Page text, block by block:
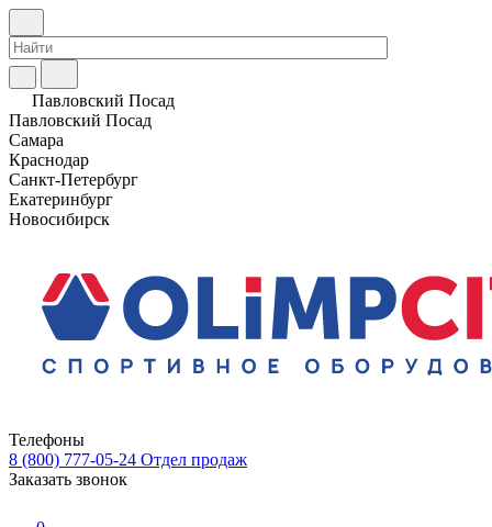
Павловский Посад
Павловский Посад
Самара
Краснодар
Санкт-Петербург
Екатеринбург
Новосибирск
Телефоны
8 (800) 777-05-24 Отдел продаж
Заказать звонок